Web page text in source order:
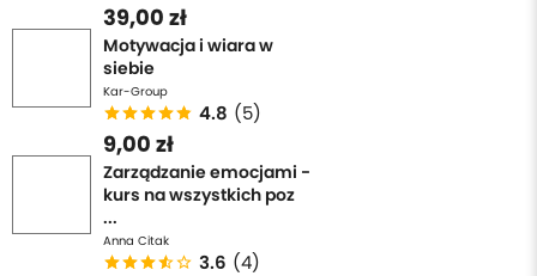
39,00 zł
Motywacja i wiara w
siebie
Kar-Group
4.8 (5)
9,00 zł
Zarządzanie emocjami -
kurs na wszystkich poz
...
Anna Citak
3.6 (4)